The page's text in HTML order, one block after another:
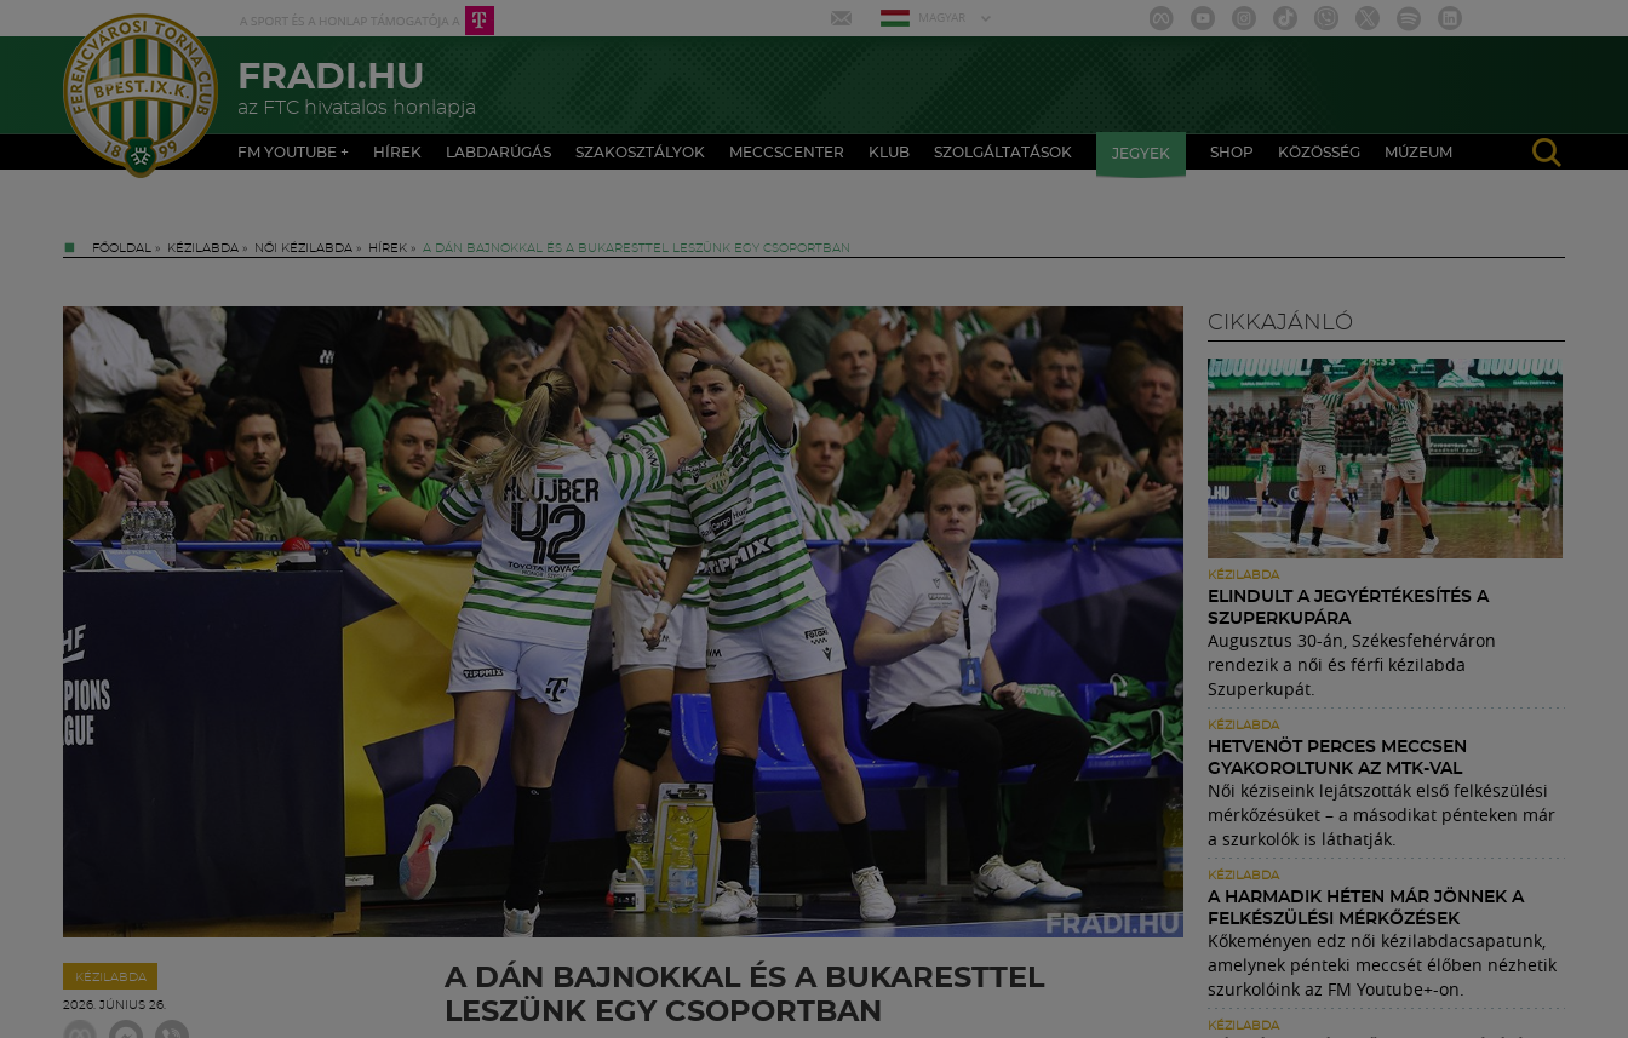
MAGYAR
FRADI.HU
az FTC hivatalos honlapja
FM YOUTUBE + HÍREK LABDARÚGÁS SZAKOSZTÁLYOK MECCSCENTER KLUB SZOLGÁLTATÁSOK JEGYEK SHOP KÖZÖSSÉG MÚZEUM
FŐOLDAL » KÉZILABDA » NŐI KÉZILABDA » HÍREK » A DÁN BAJNOKKAL ÉS A BUKARESTTEL LESZÜNK EGY CSOPORTBAN
KÉZILABDA
2026. JÚNIUS 26.
A DÁN BAJNOKKAL ÉS A BUKARESTTEL
LESZÜNK EGY CSOPORTBAN
CIKKAJÁNLÓ
KÉZILABDA
ELINDULT A JEGYÉRTÉKESÍTÉS A
SZUPERKUPÁRA
Augusztus 30-án, Székesfehérváron
rendezik a női és férfi kézilabda
Szuperkupát.
KÉZILABDA
HETVENÖT PERCES MECCSEN
GYAKOROLTUNK AZ MTK-VAL
Női kéziseink lejátszották első felkészülési
mérkőzésüket – a másodikat pénteken már
a szurkolók is láthatják.
KÉZILABDA
A HARMADIK HÉTEN MÁR JÖNNEK A
FELKÉSZÜLÉSI MÉRKŐZÉSEK
Kőkeményen edz női kézilabdacsapatunk,
amelynek pénteki meccsét élőben nézhetik
szurkolóink az FM Youtube+-on.
KÉZILABDA